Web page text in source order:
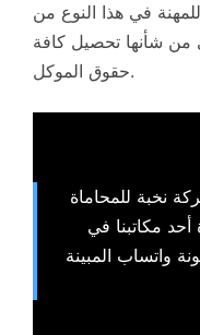
في هذا النوع من
من شأنها تحصيل كافة
حقوق الموكل.
نخبة للمحاماة
أحد مكاتبنا في
واتساب المبينة